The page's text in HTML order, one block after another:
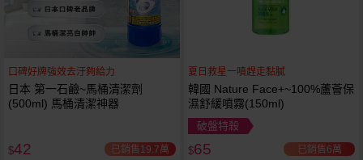
口碑好牌強效去汙夠給力
日本 第一石鹼~馬桶清潔劑
(500ml) 馬桶清潔神器
$42 已銷售19.7萬
夏日救星一噴趕走黏膩
韓國 Nature Face+~100%蘆薈保
濕舒緩噴霧(150ml)
破盤特殺
$65 已銷售6萬